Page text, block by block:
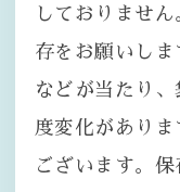
しておりませ
存をお願いし
などが当たり
度変化があり
ございます。